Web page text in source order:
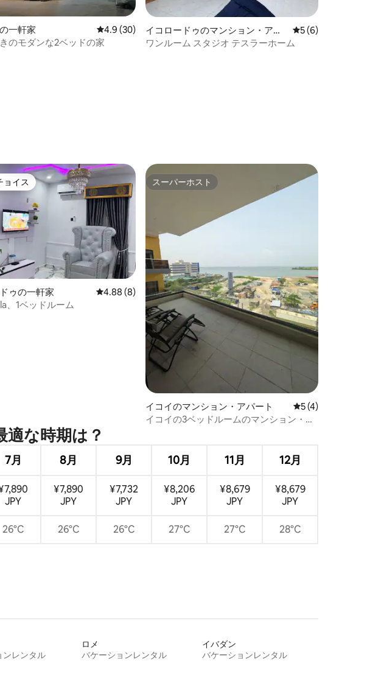
一軒家 レビュー30件、5つ星中4.9つ星の平均評価
4.9 (30)
のモダンな2ベッドの家
イコロードゥのマンション・アパ
ート
レビュー6件、5
5 (6)
ワンルーム スタジオ テスラーホーム
4.98つ星の平均評価
ョイス
ョイス
ゥの一軒家 レビュー8件、5つ星中4.88つ星の平均評価
4.88 (8)
、1ベッドルーム
スーパーホスト
スーパーホスト
イコイのマンション・アパート レビュー4件、5
5 (4)
イコイの3ベッドルームのマンション・ア
な時⁠期⁠は⁠？
7月 8月 9月 10月 11月 12月
JPY
¥7,890
JPY
¥7,732
JPY
¥8,206
JPY
¥8,679
JPY
¥8,679
JPY
26°C 26°C 26°C 27°C 27°C 28°C
ンレンタル
ロメ
バケーションレンタル
イバダン
バケーションレンタル